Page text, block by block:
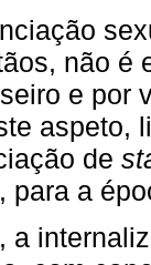
não é
e por
aspeto,
de
, para a
a